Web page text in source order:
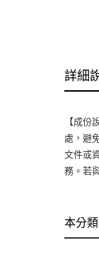
詳細
【成
處，避
文件或
務。若
本分